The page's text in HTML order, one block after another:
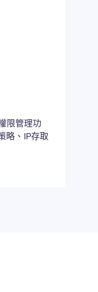
限管理功
略、IP存取